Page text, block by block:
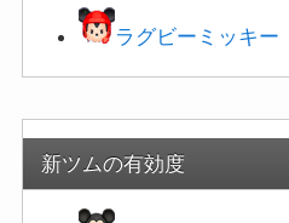
ラグビーミッキー
新ツムの有効度